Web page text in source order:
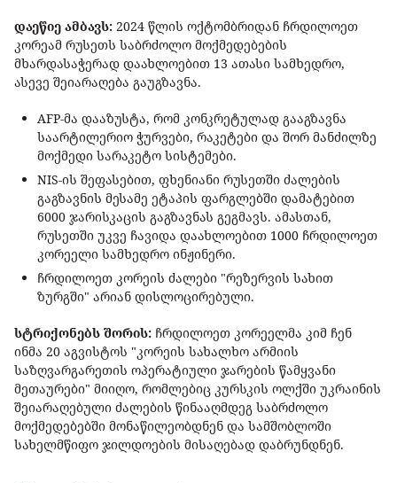
დაეწიე ამბავს: 2024 წლის ოქტომბრიდან ჩრდილოეთ
კორეამ რუსეთს საბრძოლო მოქმედებების
მხარდასაჭერად დაახლოებით 13 ათასი სამხედრო,
ასევე შეიარაღება გაუგზავნა.
AFP-მა დააზუსტა, რომ კონკრეტულად გააგზავნა
საარტილერიო ჭურვები, რაკეტები და შორ მანძილზე
მოქმედი სარაკეტო სისტემები.
NIS-ის შეფასებით, ფხენიანი რუსეთში ძალების
გაგზავნის მესამე ეტაპის ფარგლებში დამატებით
6000 ჯარისკაცის გაგზავნას გეგმავს. ამასთან,
რუსეთში უკვე ჩავიდა დაახლოებით 1000 ჩრდილოეთ
კორეელი სამხედრო ინჟინერი.
ჩრდილოეთ კორეის ძალები "რეზერვის სახით
ზურგში" არიან დისლოცირებული.
სტრიქონებს შორის: ჩრდილოეთ კორეელმა კიმ ჩენ
ინმა 20 აგვისტოს "კორეის სახალხო არმიის
საზღვარგარეთის ოპერატიული ჯარების წამყვანი
მეთაურები" მიიღო, რომლებიც კურსკის ოლქში უკრაინის
შეიარაღებული ძალების წინააღმდეგ საბრძოლო
მოქმედებებში მონაწილეობდნენ და სამშობლოში
სახელმწიფო ჯილდოების მისაღებად დაბრუნდნენ.